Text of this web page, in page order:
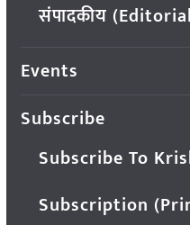
संपादकीय
Events
Subscribe
Subscribe To
Subscription